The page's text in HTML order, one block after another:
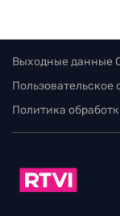
Выходные данные
Пользовательское
Политика